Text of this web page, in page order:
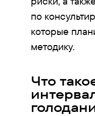
по
которые
методику.
Что